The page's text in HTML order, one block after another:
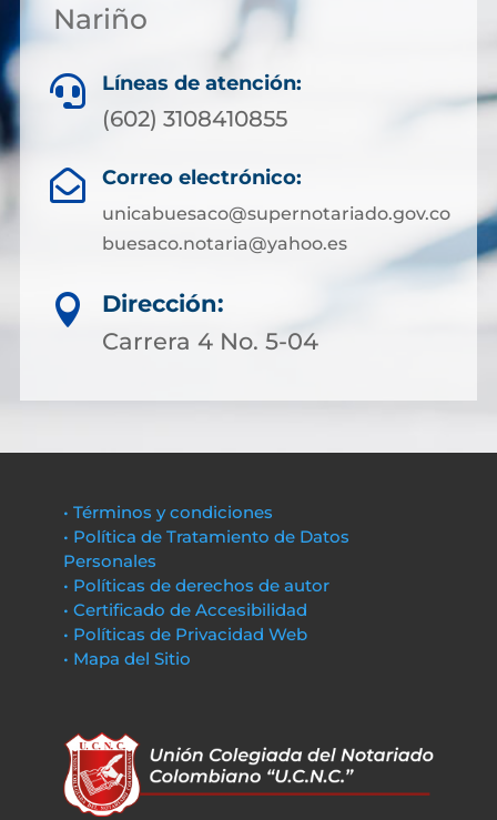
Nariño
 Líneas de atención:
(602) 3108410855
 Correo electrónico:
unicabuesaco@supernotariado.gov.co
buesaco.notaria@yahoo.es

Dirección:
Carrera 4 No. 5-04
• Términos y condiciones
• Política de Tratamiento de Datos
Personales
• Políticas de derechos de autor
• Certificado de Accesibilidad
• Políticas de Privacidad Web
• Mapa del Sitio